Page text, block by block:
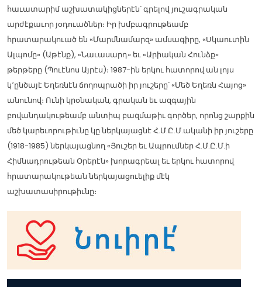
հաւատարիմ աշխատակիցներէն՝ գրելով յուշագրական
արժէքաւոր յօդուածներ։ Իր խմբագրութեամբ
հրատարակուած են «Մարմնամարզ» ամսագիրը, «Սկաուտին
Ալպոմը» (Աթէնք), «Նաւասարդ» եւ «Արիական Հունձք»
թերթերը (Պուէնոս Այրէս)։ 1987-ին երկու հատորով ան լոյս
կ՚ընծայէ Եղեռնէն ճողոպրածի իր յուշերը՝ «Մեծ Եղեռն Հայոց»
անունով։ Ունի կրօնական, գրական եւ ազգային
բովանդակութեամբ անտիպ բազմաթիւ գործեր, որոնց շարքին
մեծ կարեւորութիւնը կը ներկայացնէ Հ.Մ.Ը.Մ.ականի իր յուշերը
(1918-1985) ներկայացնող «Յուշեր եւ Ապրումներ Հ.Մ.Ը.Մ.ի
Հիմնադրութեան Օրերէն» խորագրեալ եւ երկու հատորով
հրատարակութեան ներկայացուելիք մէկ
աշխատասիրութիւնը։